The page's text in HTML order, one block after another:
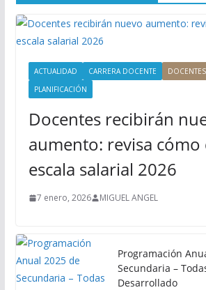
ACTUALIDAD CARRERA DOCENTE DOCENTES
PLANIFICACIÓN
Docentes recibirán
aumento: revisa cómo
escala salarial 2026
7 enero, 2026 MIGUEL ANGEL
Programación
Secundaria –
Desarrollado